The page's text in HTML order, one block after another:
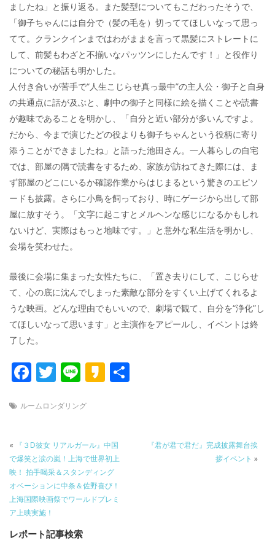
ましたね」と振り返る。また髪型についてもこだわったそうで、
「御子ちゃんには自分で（髪の毛を）切っててほしいなって思っ
てて。クランクインまではわがままを言って黒髪にストレートに
して、前髪もわざと不揃いなパッツンにしたんです！」と役作り
についての秘話も明かした。
人付き合いが苦手で“人生こじらせ真っ最中”の主人公・御子と自身
の共通点に話が及ぶと、劇中の御子と同様に絵を描くことや読書
が趣味であることを明かし、「自分と近い部分が多いんですよ。
だから、今まで演じたどの役よりも御子ちゃんという役柄に寄り
添うことができましたね」と語った池田さん。一人暮らしの自宅
では、部屋の隅で読書をするため、家族が訪ねてきた際には、ま
ず部屋のどこにいるか確認作業からはじまるという驚きのエピソ
ードも披露。さらに小鳥を飼っており、時にゲージから出して部
屋に放すそう。「文字に起こすとメルヘンな感じになるかもしれ
ないけど、実際はもっと地味です。」と意外な私生活を明かし、
会場を笑わせた。
最後に会場に集まった女性たちに、「置き去りにして、こじらせ
て、心の底に沈んでしまった素敵な部分をすくい上げてくれるよ
うな映画。どんな理由でもいいので、劇場で観て、自分を“浄化”し
てほしいなって思います」と主演作をアピールし、イベントは終
了した。
F
e
o
o
k
T
itt
Li
e
K
o
ルームロンダリング
«
『３D彼女 リアルガール』中国
で爆笑と涙の嵐！上海で世界初上
映！ 拍手喝采＆スタンディング
オベーションに中条＆佐野喜び！
上海国際映画祭でワールドプレミ
ア上映実施！
『君が君で君だ』完成披露舞台挨
拶イベント »
レポート記事検索